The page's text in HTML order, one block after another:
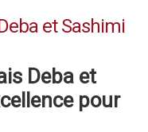
et Sashimi
Deba et
pour